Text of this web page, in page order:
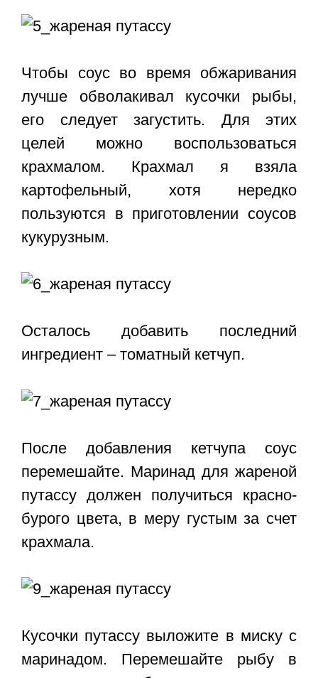
Чтобы соус во время обжаривания
лучше обволакивал кусочки рыбы,
его следует загустить. Для этих
целей можно воспользоваться
крахмалом. Крахмал я взяла
картофельный, хотя нередко
пользуются в приготовлении соусов
кукурузным.
Осталось добавить последний
ингредиент – томатный кетчуп.
После добавления кетчупа соус
перемешайте. Маринад для жареной
путассу должен получиться красно-
бурого цвета, в меру густым за счет
крахмала.
Кусочки путассу выложите в миску с
маринадом. Перемешайте рыбу в